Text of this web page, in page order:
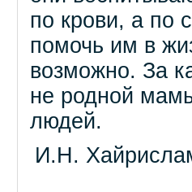
по крови, а по
помочь им в
возможно. За
не родной
людей.
И.Н.